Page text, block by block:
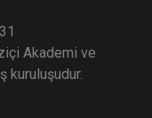
Akademi ve
kuruluşudur.